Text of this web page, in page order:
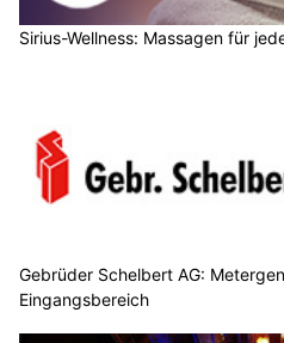
Sirius-Wellness: Massagen für
Gebrüder Schelbert AG:
Eingangsbereich